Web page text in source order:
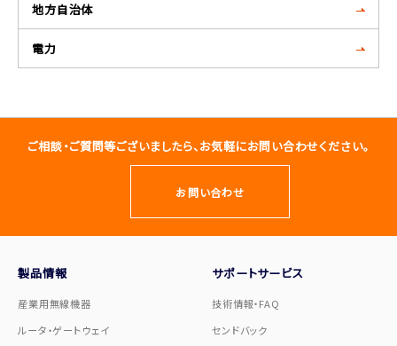
地方自治体
電力
ご相談・ご質問等ございましたら、お気軽にお問い合わせください。
お問い合わせ
製品情報
産業用無線機器
ルータ・ゲートウェイ
サポートサービス
技術情報・FAQ
センドバック